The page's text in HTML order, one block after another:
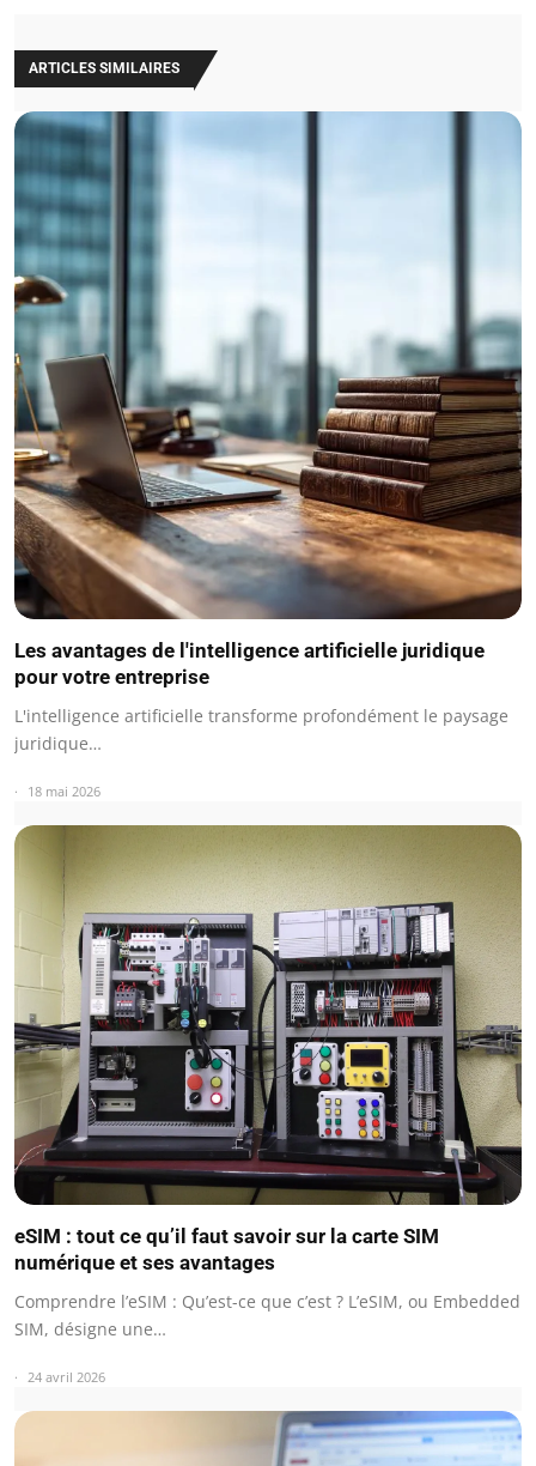
ARTICLES SIMILAIRES
Les avantages de l'intelligence artificielle juridique
pour votre entreprise
L'intelligence artificielle transforme profondément le paysage
juridique…
18 mai 2026
eSIM : tout ce qu’il faut savoir sur la carte SIM
numérique et ses avantages
Comprendre l’eSIM : Qu’est-ce que c’est ? L’eSIM, ou Embedded
SIM, désigne une…
24 avril 2026